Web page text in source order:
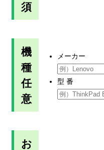
須
機
種
任
意
メーカー
型 番
お